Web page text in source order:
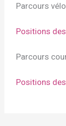
Parcours vélo
Positions
Parcours
Positions